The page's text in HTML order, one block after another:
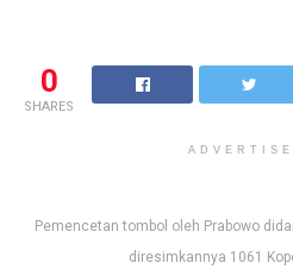
0
SHARES
Pemencetan tombol oleh Prabowo
diresimkannya 1061